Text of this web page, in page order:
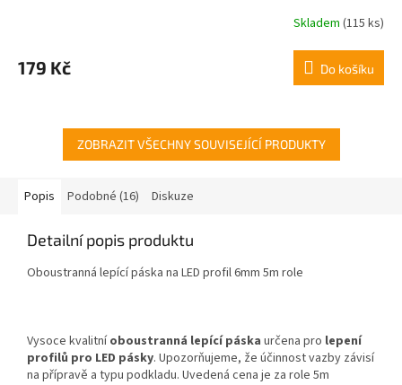
produktu
je
Skladem(115 ks)
179 Kč Do košíku
ZOBRAZIT VŠECHNY SOUVISEJÍCÍ PRODUKTY
Popis Podobné (16) Diskuze
Detailní popis produktu
Oboustranná lepící páska na LED profil 6mm 5m role
Vysoce kvalitníoboustranná lepící páska určena pro lepení
profilů pro LED pásky. Upozorňujeme, že účinnost vazby závisí
na přípravě a typu podkladu. Uvedená cena je za role 5m